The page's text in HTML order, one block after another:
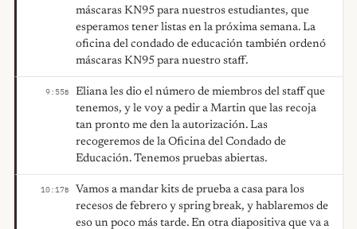
máscaras KN95 para nuestros estudiantes, que
esperamos tener listas en la próxima semana. La
oficina del condado de educación también ordenó
máscaras KN95 para nuestro staff.
9:55B
Eliana les dio el número de miembros del staff que
tenemos, y le voy a pedir a Martin que las recoja
tan pronto me den la autorización. Las
recogeremos de la Oficina del Condado de
Educación. Tenemos pruebas abiertas.
10:17B
Vamos a mandar kits de prueba a casa para los
recesos de febrero y spring break, y hablaremos de
eso un poco más tarde. En otra diapositiva que va a